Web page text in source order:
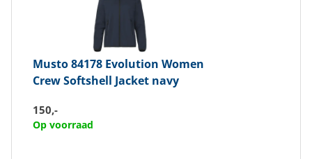
Musto84178 Evolution Women
Crew Softshell Jacket navy
150,-
Op voorraad